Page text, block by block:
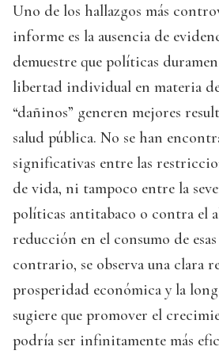
Uno de los hallazgos más
informe es la ausencia de
demuestre que políticas
libertad individual en materia
“dañinos” generen mejores
salud pública. No se han
significativas entre las
de vida, ni tampoco entre la
políticas antitabaco o contra el
reducción en el consumo de
contrario, se observa una clara
prosperidad económica y la
sugiere que promover el
podría ser infinitamente más